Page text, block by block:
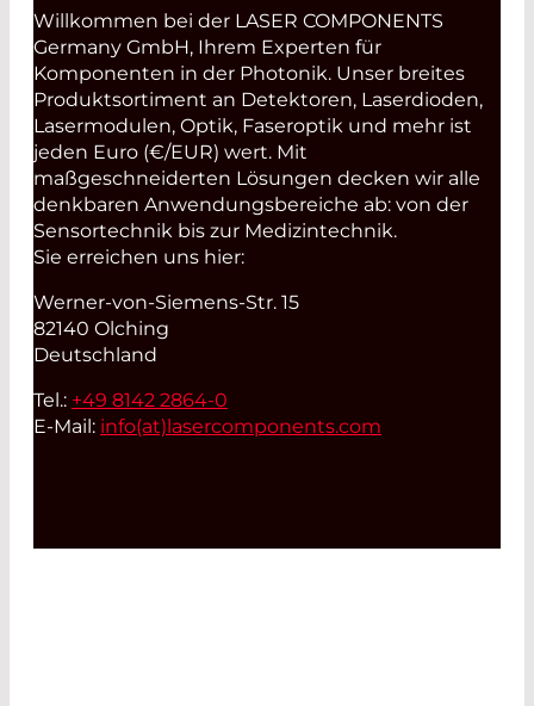
Willkommen bei der LASER COMPONENTS
Germany GmbH, Ihrem Experten für
Komponenten in der Photonik. Unser breites
Produktsortiment an Detektoren, Laserdioden,
Lasermodulen, Optik, Faseroptik und mehr ist
jeden Euro (€/EUR) wert. Mit
maßgeschneiderten Lösungen decken wir alle
denkbaren Anwendungsbereiche ab: von der
Sensortechnik bis zur Medizintechnik.
Sie erreichen uns hier:
Werner-von-Siemens-Str. 15
82140 Olching
Deutschland
Tel.: +49 8142 2864-0
E-Mail: info(at)lasercomponents.com